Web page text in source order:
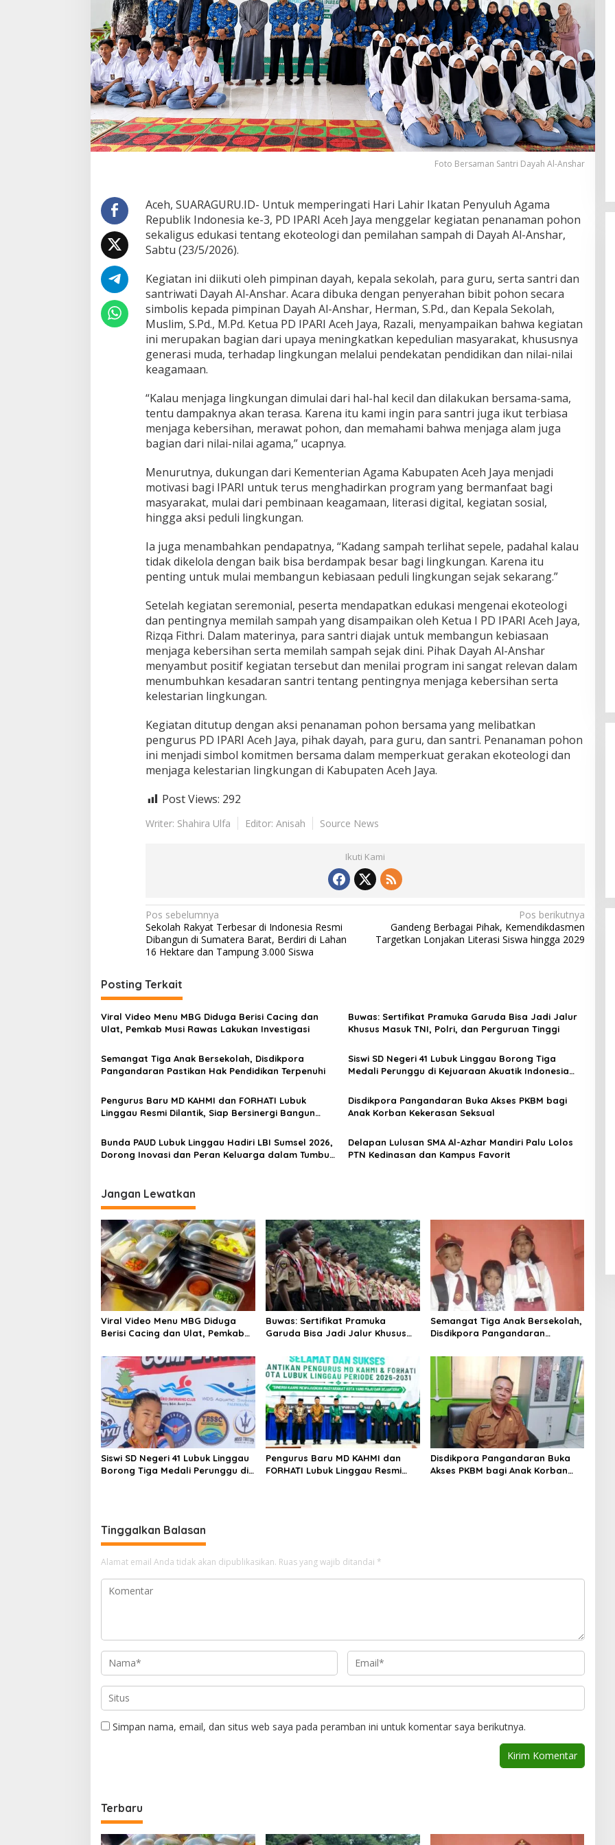
o
h
o
n
,
G
a
u
n
g
k
a
o
t
e
o
l
i
d
i
D
a
y
a
h
l
-
A
n
s
a
r
Foto Bersaman Santri Dayah Al-Anshar
Aceh, SUARAGURU.ID- Untuk memperingati Hari Lahir Ikatan Penyuluh Agama
Republik Indonesia ke-3, PD IPARI Aceh Jaya menggelar kegiatan penanaman pohon
sekaligus edukasi tentang ekoteologi dan pemilahan sampah di Dayah Al-Anshar,
Sabtu (23/5/2026).
Kegiatan ini diikuti oleh pimpinan dayah, kepala sekolah, para guru, serta santri dan
santriwati Dayah Al-Anshar. Acara dibuka dengan penyerahan bibit pohon secara
simbolis kepada pimpinan Dayah Al-Anshar, Herman, S.Pd., dan Kepala Sekolah,
Muslim, S.Pd., M.Pd. Ketua PD IPARI Aceh Jaya, Razali, menyampaikan bahwa kegiatan
ini merupakan bagian dari upaya meningkatkan kepedulian masyarakat, khususnya
generasi muda, terhadap lingkungan melalui pendekatan pendidikan dan nilai-nilai
keagamaan.
“Kalau menjaga lingkungan dimulai dari hal-hal kecil dan dilakukan bersama-sama,
tentu dampaknya akan terasa. Karena itu kami ingin para santri juga ikut terbiasa
menjaga kebersihan, merawat pohon, dan memahami bahwa menjaga alam juga
bagian dari nilai-nilai agama,” ucapnya.
Menurutnya, dukungan dari Kementerian Agama Kabupaten Aceh Jaya menjadi
motivasi bagi IPARI untuk terus menghadirkan program yang bermanfaat bagi
masyarakat, mulai dari pembinaan keagamaan, literasi digital, kegiatan sosial,
hingga aksi peduli lingkungan.
Ia juga menambahkan pendapatnya, “Kadang sampah terlihat sepele, padahal kalau
tidak dikelola dengan baik bisa berdampak besar bagi lingkungan. Karena itu
penting untuk mulai membangun kebiasaan peduli lingkungan sejak sekarang.”
Setelah kegiatan seremonial, peserta mendapatkan edukasi mengenai ekoteologi
dan pentingnya memilah sampah yang disampaikan oleh Ketua I PD IPARI Aceh Jaya,
Rizqa Fithri. Dalam materinya, para santri diajak untuk membangun kebiasaan
menjaga kebersihan serta memilah sampah sejak dini. Pihak Dayah Al-Anshar
menyambut positif kegiatan tersebut dan menilai program ini sangat relevan dalam
menumbuhkan kesadaran santri tentang pentingnya menjaga kebersihan serta
kelestarian lingkungan.
Kegiatan ditutup dengan aksi penanaman pohon bersama yang melibatkan
pengurus PD IPARI Aceh Jaya, pihak dayah, para guru, dan santri. Penanaman pohon
ini menjadi simbol komitmen bersama dalam memperkuat gerakan ekoteologi dan
menjaga kelestarian lingkungan di Kabupaten Aceh Jaya.
Post Views: 292
Writer: Shahira Ulfa Editor: Anisah Source News
Ikuti Kami
N
a
v
i
g
a
s
i
p
s
Pos sebelumnya
Sekolah Rakyat Terbesar di Indonesia Resmi
Dibangun di Sumatera Barat, Berdiri di Lahan
16 Hektare dan Tampung 3.000 Siswa
Pos berikutnya
Gandeng Berbagai Pihak, Kemendikdasmen
Targetkan Lonjakan Literasi Siswa hingga 2029
Posting Terkait
Viral Video Menu MBG Diduga Berisi Cacing dan
Ulat, Pemkab Musi Rawas Lakukan Investigasi
Buwas: Sertifikat Pramuka Garuda Bisa Jadi Jalur
Khusus Masuk TNI, Polri, dan Perguruan Tinggi
Semangat Tiga Anak Bersekolah, Disdikpora
Pangandaran Pastikan Hak Pendidikan Terpenuhi
Siswi SD Negeri 41 Lubuk Linggau Borong Tiga
Medali Perunggu di Kejuaraan Akuatik Indonesia
Pengurus Baru MD KAHMI dan FORHATI Lubuk
Linggau Resmi Dilantik, Siap Bersinergi Bangun
Disdikpora Pangandaran Buka Akses PKBM bagi
Anak Korban Kekerasan Seksual
Bunda PAUD Lubuk Linggau Hadiri LBI Sumsel 2026,
Dorong Inovasi dan Peran Keluarga dalam Tumbuh
Delapan Lulusan SMA Al-Azhar Mandiri Palu Lolos
PTN Kedinasan dan Kampus Favorit
Jangan Lewatkan
Viral Video Menu MBG Diduga
Berisi Cacing dan Ulat, Pemkab
Buwas: Sertifikat Pramuka
Garuda Bisa Jadi Jalur Khusus
Tinggi
Semangat Tiga Anak Bersekolah,
Disdikpora Pangandaran
Terpenuhi
Siswi SD Negeri 41 Lubuk Linggau
Borong Tiga Medali Perunggu di
Pengurus Baru MD KAHMI dan
FORHATI Lubuk Linggau Resmi
Disdikpora Pangandaran Buka
Akses PKBM bagi Anak Korban
Tinggalkan Balasan
Alamat email Anda tidak akan dipublikasikan. Ruas yang wajib ditandai *
Simpan nama, email, dan situs web saya pada peramban ini untuk komentar saya berikutnya.
Terbaru